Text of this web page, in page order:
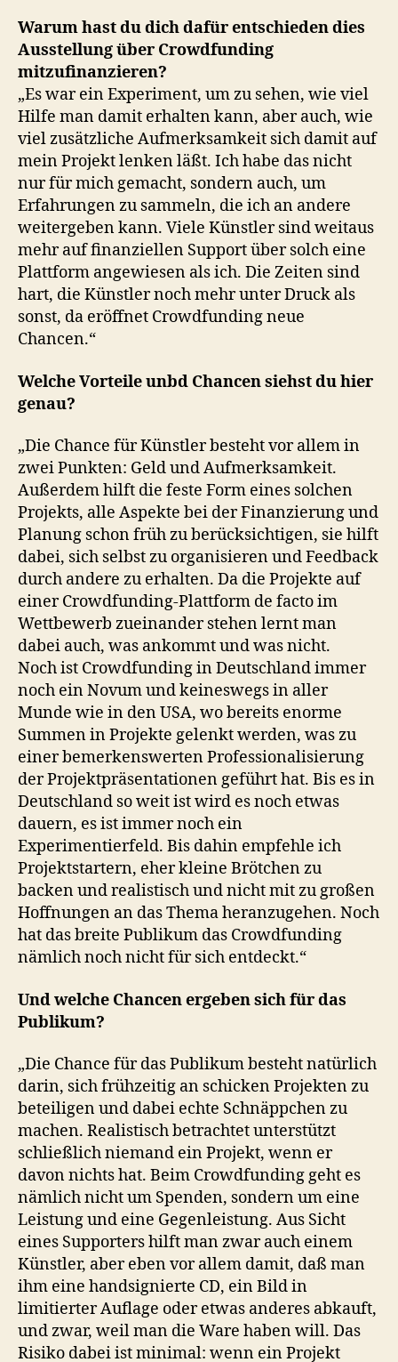
Warum hast du dich dafür entschieden dies
Ausstellung über Crowdfunding
mitzufinanzieren?
„Es war ein Experiment, um zu sehen, wie viel
Hilfe man damit erhalten kann, aber auch, wie
viel zusätzliche Aufmerksamkeit sich damit auf
mein Projekt lenken läßt. Ich habe das nicht
nur für mich gemacht, sondern auch, um
Erfahrungen zu sammeln, die ich an andere
weitergeben kann. Viele Künstler sind weitaus
mehr auf finanziellen Support über solch eine
Plattform angewiesen als ich. Die Zeiten sind
hart, die Künstler noch mehr unter Druck als
sonst, da eröffnet Crowdfunding neue
Chancen.“
Welche Vorteile unbd Chancen siehst du hier
genau?
„Die Chance für Künstler besteht vor allem in
zwei Punkten: Geld und Aufmerksamkeit.
Außerdem hilft die feste Form eines solchen
Projekts, alle Aspekte bei der Finanzierung und
Planung schon früh zu berücksichtigen, sie hilft
dabei, sich selbst zu organisieren und Feedback
durch andere zu erhalten. Da die Projekte auf
einer Crowdfunding-Plattform de facto im
Wettbewerb zueinander stehen lernt man
dabei auch, was ankommt und was nicht.
Noch ist Crowdfunding in Deutschland immer
noch ein Novum und keineswegs in aller
Munde wie in den USA, wo bereits enorme
Summen in Projekte gelenkt werden, was zu
einer bemerkenswerten Professionalisierung
der Projektpräsentationen geführt hat. Bis es in
Deutschland so weit ist wird es noch etwas
dauern, es ist immer noch ein
Experimentierfeld. Bis dahin empfehle ich
Projektstartern, eher kleine Brötchen zu
backen und realistisch und nicht mit zu großen
Hoffnungen an das Thema heranzugehen. Noch
hat das breite Publikum das Crowdfunding
nämlich noch nicht für sich entdeckt.“
Und welche Chancen ergeben sich für das
Publikum?
„Die Chance für das Publikum besteht natürlich
darin, sich frühzeitig an schicken Projekten zu
beteiligen und dabei echte Schnäppchen zu
machen. Realistisch betrachtet unterstützt
schließlich niemand ein Projekt, wenn er
davon nichts hat. Beim Crowdfunding geht es
nämlich nicht um Spenden, sondern um eine
Leistung und eine Gegenleistung. Aus Sicht
eines Supporters hilft man zwar auch einem
Künstler, aber eben vor allem damit, daß man
ihm eine handsignierte CD, ein Bild in
limitierter Auflage oder etwas anderes abkauft,
und zwar, weil man die Ware haben will. Das
Risiko dabei ist minimal: wenn ein Projekt